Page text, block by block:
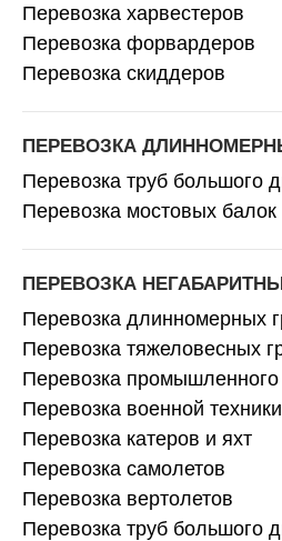
Перевозка харвестеров
Перевозка форвардеров
Перевозка скиддеров
ПЕРЕВОЗКА
Перевозка труб большого
Перевозка мостовых балок
ПЕРЕВОЗКА
Перевозка длинномерных
Перевозка тяжеловесных
Перевозка
Перевозка военной техники
Перевозка катеров и яхт
Перевозка самолетов
Перевозка вертолетов
Перевозка труб большого